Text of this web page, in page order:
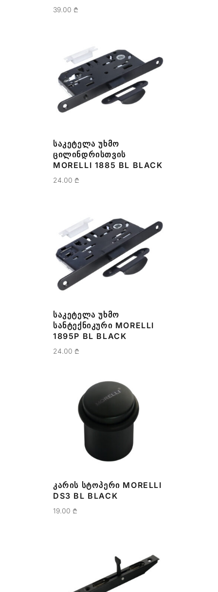
39.00 ₾
ᲡᲐᲙᲔᲢᲔᲚᲐ ᲣᲮᲛᲝ
ᲪᲘᲚᲘᲜᲓᲠᲘᲡᲗᲕᲘᲡ
MORELLI 1885 BL BLACK
24.00 ₾
ᲡᲐᲙᲔᲢᲔᲚᲐ ᲣᲮᲛᲝ
ᲡᲐᲜᲢᲔᲥᲜᲘᲙᲣᲠᲘ MORELLI
1895P BL BLACK
24.00 ₾
ᲙᲐᲠᲘᲡ ᲡᲢᲝᲞᲔᲠᲘ MORELLI
DS3 BL BLACK
19.00 ₾